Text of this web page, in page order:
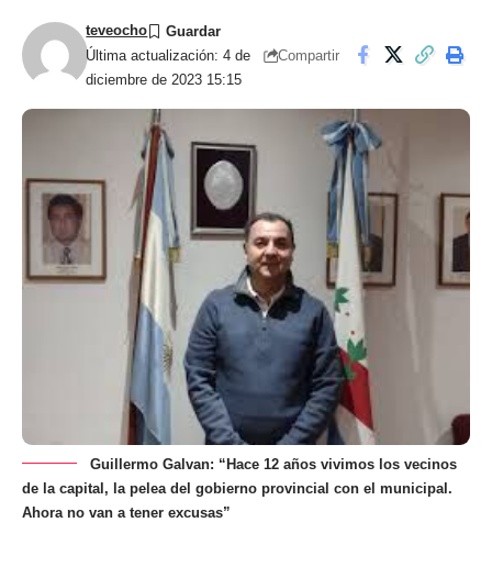
Última actualización: 4 de
diciembre de 2023 15:15
teveocho
Compartir
Guillermo Galvan: “Hace 12 años vivimos los vecinos
de la capital, la pelea del gobierno provincial con el municipal.
Ahora no van a tener excusas”